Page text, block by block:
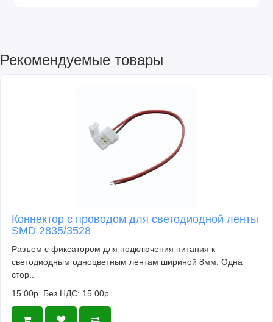
Рекомендуемые товары
Коннектор с проводом для светодиодной ленты
SMD 2835/3528
Разъем с фиксатором для подключения питания к
светодиодным одноцветным лентам шириной 8мм. Одна
стор..
15.00р. Без НДС: 15.00р.